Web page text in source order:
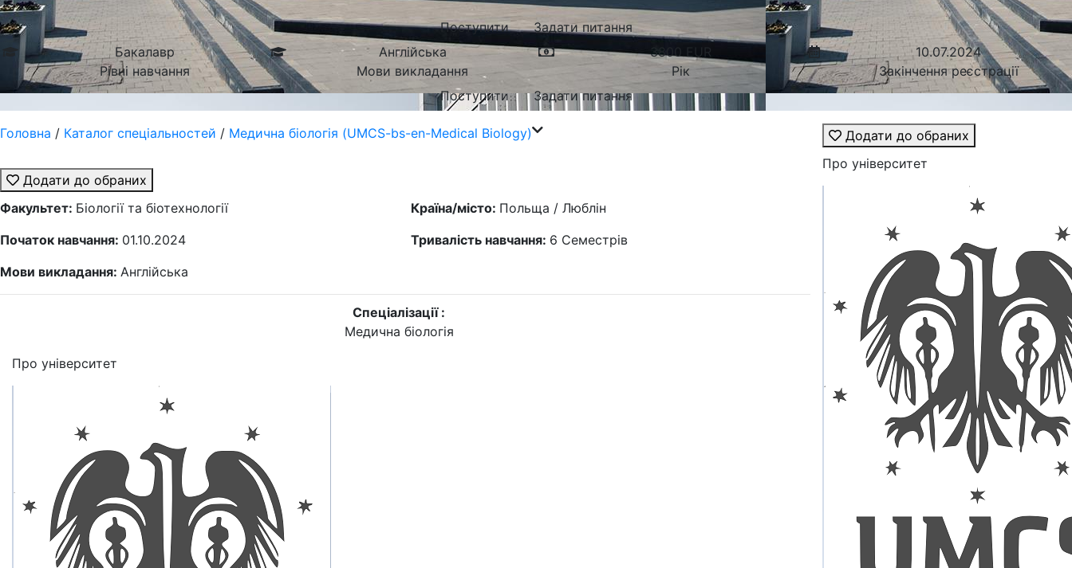
Поступити
Задати питання
Бакалавр
Рівні навчання
Англійська
Мови викладання
3800 EUR
Рік
10.07.2024
Закінчення реєстрації
Поступити
Задати питання
Головна / Каталог спеціальностей / Медична біологія (UMCS-bs-en-Medical Biology)
Додати до обраних
Факультет: Біології та біотехнології Країна/місто: Польща / Люблін
Початок навчання: 01.10.2024 Тривалість навчання: 6 Семестрів
Мови викладання: Англійська
Спеціалізації :
Медична біологія
Про університет
Додати до обраних
Про університет